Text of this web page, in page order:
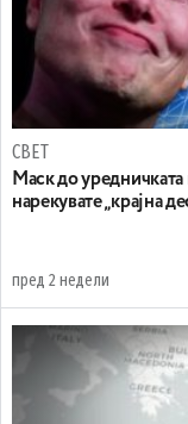
СВЕТ
Маск до
нарекувате „крајна
пред 2 недели